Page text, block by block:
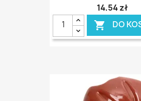
14,54 zł
 DO